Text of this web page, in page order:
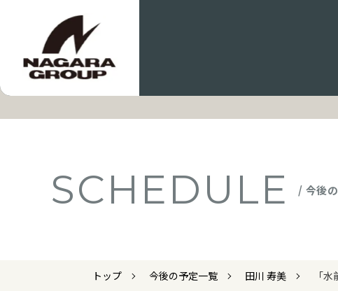
SCHEDULE / 今後
トップ 今後の予定一覧 田川 寿美 「